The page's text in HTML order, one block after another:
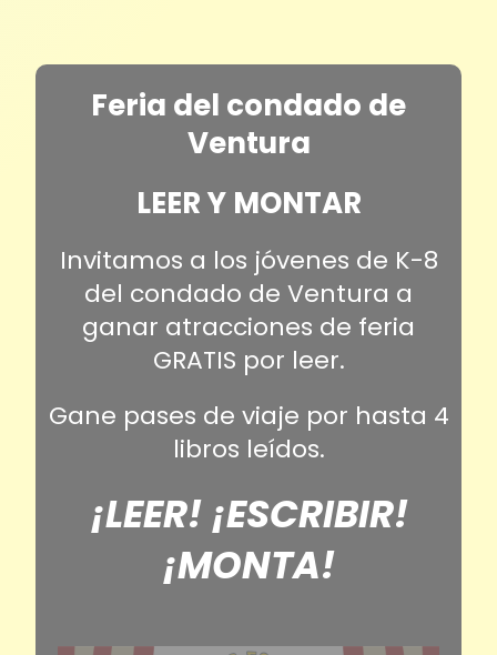
Feria del condado de
Ventura
LEER Y MONTAR
Invitamos a los jóvenes de K-8
del condado de Ventura a
ganar atracciones de feria
GRATIS por leer.
Gane pases de viaje por hasta 4
libros leídos.
¡LEER! ¡ESCRIBIR!
¡MONTA!